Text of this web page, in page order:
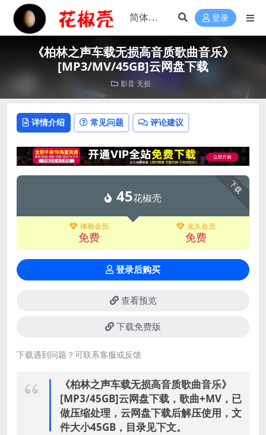
登录
《柏林之声车载无损高音质歌曲音乐》
[MP3/MV/45GB]云网盘下载
影音 无损
详情介绍 常见问题 评论建议
下载
45花椒壳
体验会员
免费
永久会员
免费
登录后购买
查看预览
下载免费版
下载遇到问题？可联系客服或反馈
《柏林之声车载无损高音质歌曲音乐》
[MP3/45GB]云网盘下载，歌曲+MV，已
做压缩处理，云网盘下载后解压使用，文
件大小45GB，目录见下文。